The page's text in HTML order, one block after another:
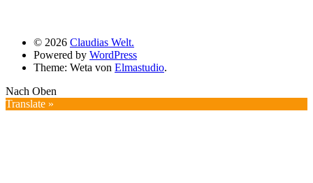
© 2026 Claudias Welt.
Powered by WordPress
Theme: Weta von Elmastudio.
Nach Oben
Translate »